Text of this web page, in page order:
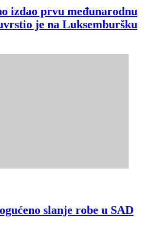
izdao prvu međunarodnu
je na Luksemburšku
slanje robe u SAD